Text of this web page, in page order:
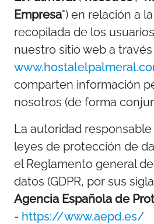
Empresa") en relación a
recopilada de los
nuestro sitio web a
comparten información
nosotros (de forma
La autoridad
leyes de protección de
el Reglamento general
datos (GDPR, por sus
Agencia Española de
- https://www.aepd.es/